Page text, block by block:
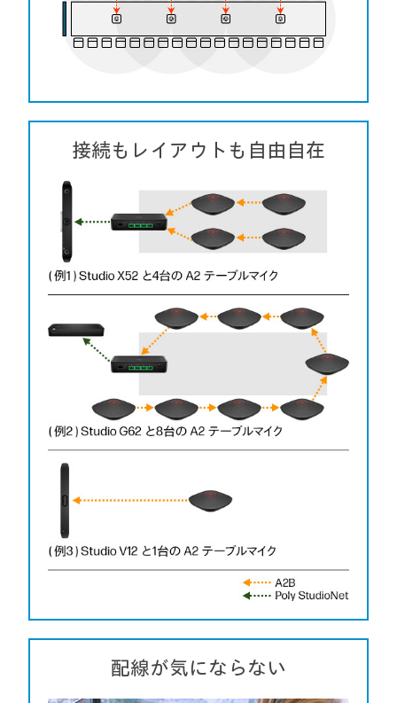
接続もレイアウトも自由自在
配線が気にならない